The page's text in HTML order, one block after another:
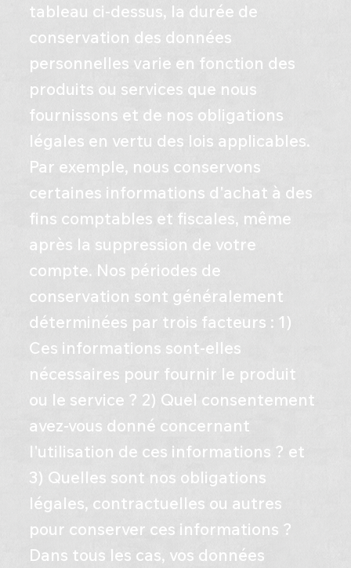
tableau ci-dessus, la durée de
conservation des données
personnelles varie en fonction des
produits ou services que nous
fournissons et de nos obligations
légales en vertu des lois applicables.
Par exemple, nous conservons
certaines informations d'achat à des
fins comptables et fiscales, même
après la suppression de votre
compte. Nos périodes de
conservation sont généralement
déterminées par trois facteurs : 1)
Ces informations sont-elles
nécessaires pour fournir le produit
ou le service ? 2) Quel consentement
avez-vous donné concernant
l'utilisation de ces informations ? et
3) Quelles sont nos obligations
légales, contractuelles ou autres
pour conserver ces informations ?
Dans tous les cas, vos données